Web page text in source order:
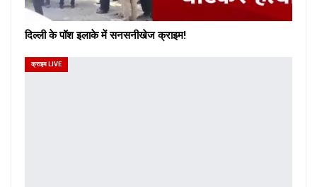
दिल्ली के पॉश इलाके में सनसनीखेज क्राइम!
क्राइम LIVE